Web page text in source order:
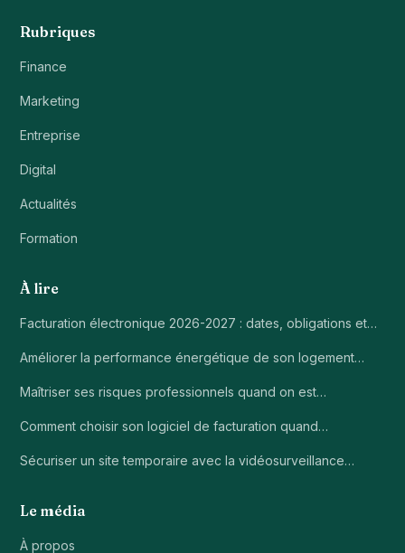
Rubriques
Finance
Marketing
Entreprise
Digital
Actualités
Formation
À lire
Facturation électronique 2026-2027 : dates, obligations et…
Améliorer la performance énergétique de son logement…
Maîtriser ses risques professionnels quand on est…
Comment choisir son logiciel de facturation quand…
Sécuriser un site temporaire avec la vidéosurveillance…
Le média
À propos